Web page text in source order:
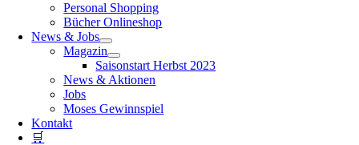
Personal Shopping
Bücher Onlineshop
News & Jobs
Magazin
Saisonstart Herbst 2023
News & Aktionen
Jobs
Moses Gewinnspiel
Kontakt
🛒